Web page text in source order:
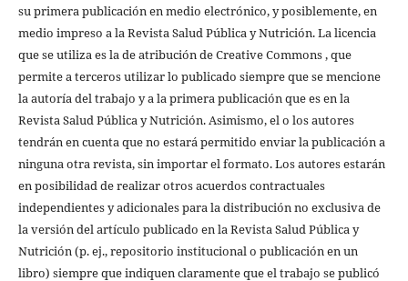
su primera publicación en medio electrónico, y posiblemente, en
medio impreso a la Revista Salud Pública y Nutrición. La licencia
que se utiliza es la de atribución de Creative Commons , que
permite a terceros utilizar lo publicado siempre que se mencione
la autoría del trabajo y a la primera publicación que es en la
Revista Salud Pública y Nutrición. Asimismo, el o los autores
tendrán en cuenta que no estará permitido enviar la publicación a
ninguna otra revista, sin importar el formato. Los autores estarán
en posibilidad de realizar otros acuerdos contractuales
independientes y adicionales para la distribución no exclusiva de
la versión del artículo publicado en la Revista Salud Pública y
Nutrición (p. ej., repositorio institucional o publicación en un
libro) siempre que indiquen claramente que el trabajo se publicó